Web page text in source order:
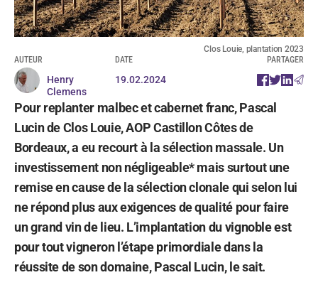
Clos Louie, plantation 2023
AUTEUR
Henry
Clemens
DATE
19.02.2024
PARTAGER
Pour replanter malbec et cabernet franc, Pascal
Lucin de Clos Louie, AOP Castillon Côtes de
Bordeaux, a eu recourt à la sélection massale. Un
investissement non négligeable* mais surtout une
remise en cause de la sélection clonale qui selon lui
ne répond plus aux exigences de qualité pour faire
un grand vin de lieu. L’implantation du vignoble est
pour tout vigneron l’étape primordiale dans la
réussite de son domaine, Pascal Lucin, le sait.